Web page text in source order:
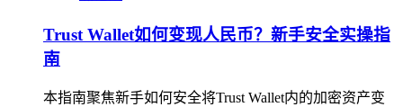
Trust Wallet如何变现人民币？新手安全实操指
南
本指南聚焦新手如何安全将Trust Wallet内的加密资产变